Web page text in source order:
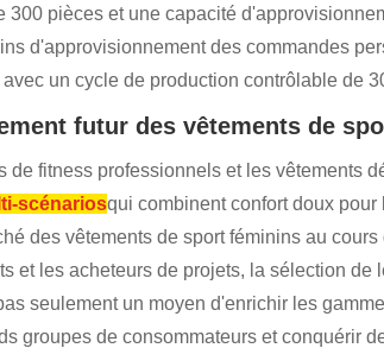
300 pièces et une capacité
d'approvisionnement des commandes
un cycle de production contrôlable de
futur des vêtements de
de fitness professionnels et les vêtements
scénariosqui combinent confort doux
des vêtements de sport féminins au
et les acheteurs de projets, la sélection
seulement un moyen d'enrichir les
groupes de consommateurs et conquérir